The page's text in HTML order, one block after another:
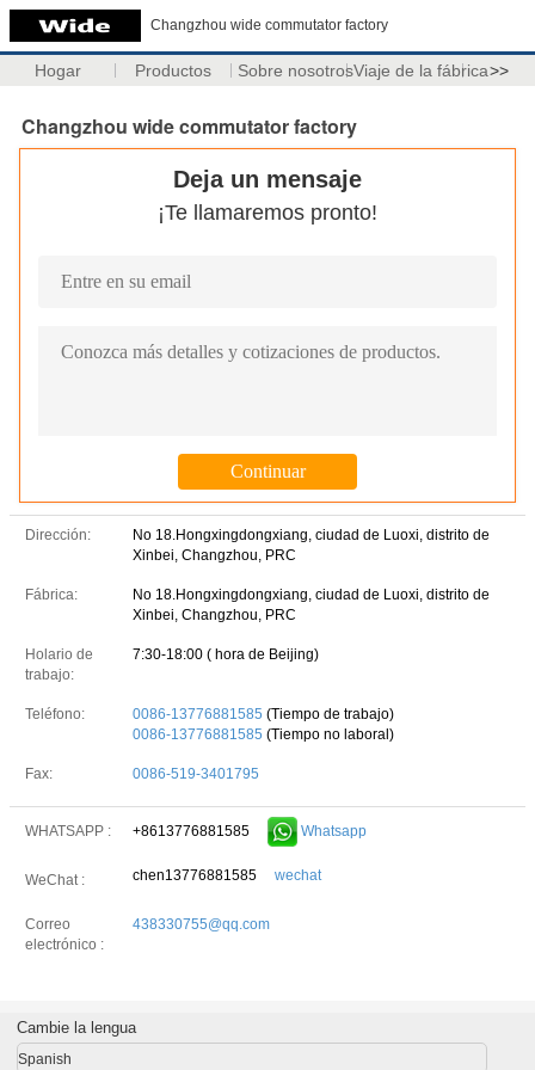
Changzhou wide commutator factory
Hogar Productos Sobre nosotrosViaje de la fábrica>>
Changzhou wide commutator factory
Deja un mensaje
¡Te llamaremos pronto!
Dirección:
No 18.Hongxingdongxiang, ciudad de Luoxi, distrito de
Xinbei, Changzhou, PRC
Fábrica:
No 18.Hongxingdongxiang, ciudad de Luoxi, distrito de
Xinbei, Changzhou, PRC
Holario de
trabajo:
7:30-18:00 ( hora de Beijing)
Teléfono: 0086-13776881585 (Tiempo de trabajo)
0086-13776881585 (Tiempo no laboral)
Fax: 0086-519-3401795
WHATSAPP : +8613776881585 Whatsapp
WeChat : chen13776881585 wechat
Correo
electrónico :
438330755@qq.com
Cambie la lengua
Spanish